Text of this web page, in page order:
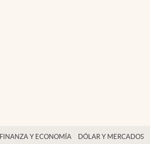
FINANZA Y ECONOMÍA DÓLAR Y MERCADOS